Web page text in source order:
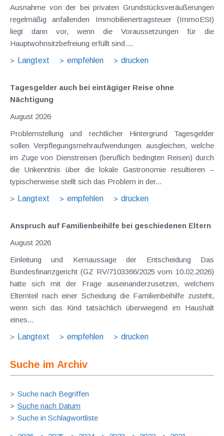
Ausnahme von der bei privaten Grundstücksveräußerungen
regelmäßig anfallenden Immobilienertragsteuer (ImmoESt)
liegt dann vor, wenn die Voraussetzungen für die
Hauptwohnsitzbefreiung erfüllt sind....
Langtext
empfehlen drucken
Tagesgelder auch bei eintägiger Reise ohne
Nächtigung
August 2026
Problemstellung und rechtlicher Hintergrund Tagesgelder
sollen Verpflegungsmehraufwendungen ausgleichen, welche
im Zuge von Dienstreisen (beruflich bedingten Reisen) durch
die Unkenntnis über die lokale Gastronomie resultieren –
typischerweise stellt sich das Problem in der...
Langtext
empfehlen drucken
Anspruch auf Familienbeihilfe bei geschiedenen Eltern
August 2026
Einleitung und Kernaussage der Entscheidung Das
Bundesfinanzgericht (GZ RV/7103366/2025 vom 10.02.2026)
hatte sich mit der Frage auseinanderzusetzen, welchem
Elternteil nach einer Scheidung die Familienbeihilfe zusteht,
wenn sich das Kind tatsächlich überwiegend im Haushalt
eines...
Langtext
empfehlen drucken
Suche im Archiv
Suche nach Begriffen
Suche nach Datum
Suche in Schlagwortliste